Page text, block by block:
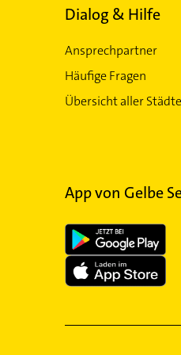
Dialog & Hilfe
Ansprechpartner
Häufige Fragen
Übersicht aller Städte
App von Gelbe